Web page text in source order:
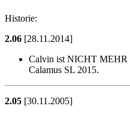
Historie:
2.06 [28.11.2014]
Calvin ist NICHT MEHR
Calamus SL 2015.
2.05 [30.11.2005]